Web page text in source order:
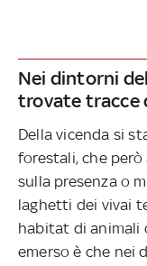
Nei dintorni
trovate tracce
Della vicenda si
forestali, che
sulla presenza o
laghetti dei vivai
habitat di animali
emerso è che nei